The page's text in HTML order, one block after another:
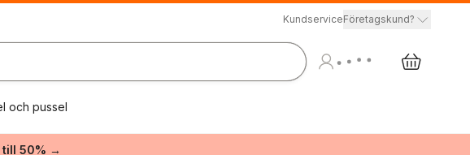
KundserviceFöretagskund?
och pussel
till 50% →